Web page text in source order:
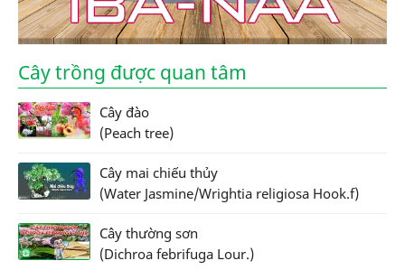
Cây trồng được quan tâm
Cây đào
(Peach tree)
Cây mai chiếu thủy
(Water Jasmine/Wrightia religiosa Hook.f)
Cây thường sơn
(Dichroa febrifuga Lour.)